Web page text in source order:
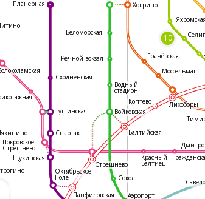
10
Ховрино
Грачёвская
Моссельмаш
Аэропорт
Сокол
Красный
Балтиец
Коптево Лихоборы
Балтийская
Войковская
Водный
стадион
Сходненская
Тушинская
Планерная
Спартак
Стрешнево
Щукинская
Октябрьское
Поле
Панфиловская
Яхромская
Речной вокзал
Беломорская
Покровское-
Стрешнево